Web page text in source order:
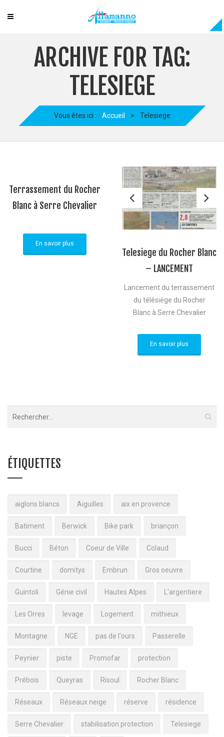
ARCHIVE FOR TAG:
TELESIEGE
Vous êtes ici : Accueil > Telesiege
Terrassement du Rocher
Blanc à Serre Chevalier
En savoir plus
Telesiege du Rocher Blanc
– LANCEMENT
Lancement du terrassement
du télésiège du Rocher
Blanc à Serre Chevalier
En savoir plus
ÉTIQUETTES
aiglons blancs Aiguilles aix en provence
Batiment Berwick Bike park briançon
Bucci Béton Coeur de Ville Colaud
Courtine domitys Embrun Gros oeuvre
Guintoli Génie civil Hautes Alpes L'argentiere
Les Orres levage Logement mithieux
Montagne NGE pas de l'ours Passerelle
Peynier piste Promofar protection
Prébois Queyras Risoul Rocher Blanc
Réseaux Réseaux neige réserve résidence
Serre Chevalier stabilisation protection Telesiege